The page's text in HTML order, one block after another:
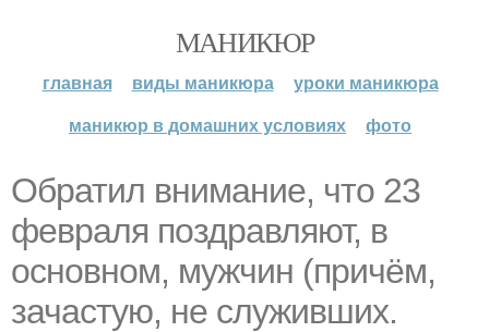
МАНИКЮР
главная виды маникюра
уроки маникюра
маникюр в домашних условиях
фото
Обратил внимание, что 23
февраля поздравляют, в
основном, мужчин (причём,
зачастую, не служивших.